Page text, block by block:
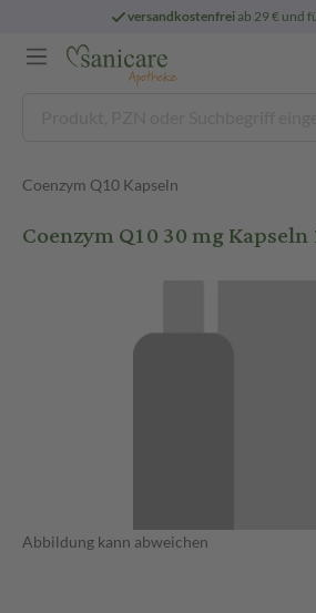
versandkostenfreiab 29 € und
Coenzym Q10 Kapseln
Coenzym Q10 30 mg
Abbildung kann abweichen